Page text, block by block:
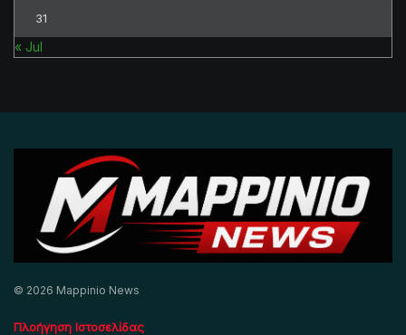
31
« Jul
© 2026 Mappinio News
Πλοήγηση Ιστοσελίδας